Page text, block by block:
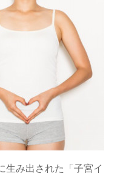
生み出された「子宮イ